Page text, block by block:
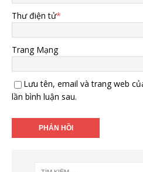
Thư điện tử*
Trang Mạng
Lưu tên, email và trang web
lần bình luận sau.